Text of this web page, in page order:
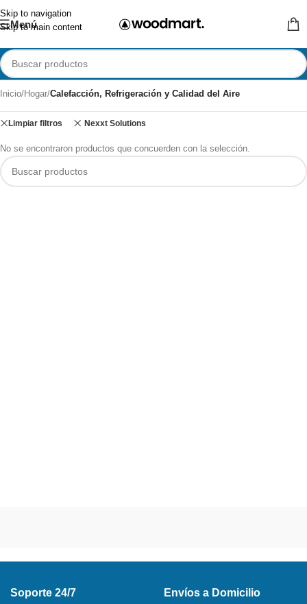
Skip to navigation
Skip to main content
Menú
Inicio/Hogar/Calefacción, Refrigeración y Calidad del Aire
Limpiar filtros Nexxt Solutions
No se encontraron productos que concuerden con la selección.
Soporte 24/7 Envíos a Domicilio